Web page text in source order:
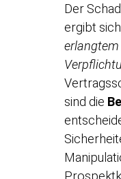
Der
ergibt
sind die